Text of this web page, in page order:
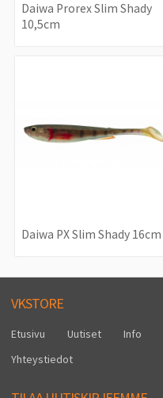
Daiwa Prorex Slim Shady
10,5cm
Daiwa PX Slim Shady 16cm
VKSTORE
Etusivu Uutiset Info
Yhteystiedot